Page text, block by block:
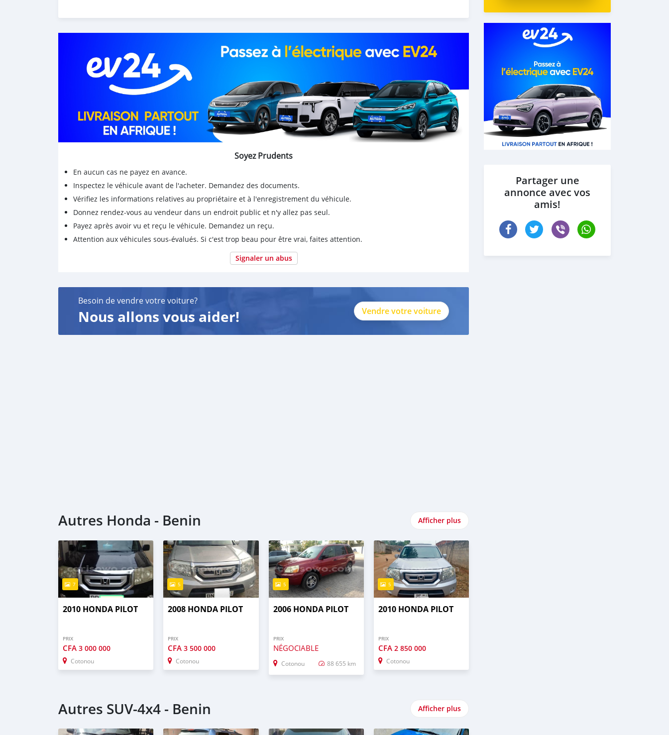
Soyez Prudents
En aucun cas ne payez en avance.
Inspectez le véhicule avant de l'acheter. Demandez des documents.
Vérifiez les informations relatives au propriétaire et à l'enregistrement du véhicule.
Donnez rendez-vous au vendeur dans un endroit public et n'y allez pas seul.
Payez après avoir vu et reçu le véhicule. Demandez un reçu.
Attention aux véhicules sous-évalués. Si c'est trop beau pour être vrai, faites attention.
Signaler un abus
Besoin de vendre votre voiture?
Nous allons vous aider! Vendre votre voiture
Autres Honda - Benin Afficher plus
7
2010 HONDA PILOT
PRIX
CFA 3 000 000
Cotonou
5
2008 HONDA PILOT
PRIX
CFA3 500 000
Cotonou
5
2006 HONDA PILOT
PRIX
NÉGOCIABLE
Cotonou 88 655 km
5
2010 HONDA PILOT
PRIX
CFA 2 850 000
Cotonou
Autres SUV‒4x4 - Benin Afficher plus
Partager une
annonce avec vos
amis!